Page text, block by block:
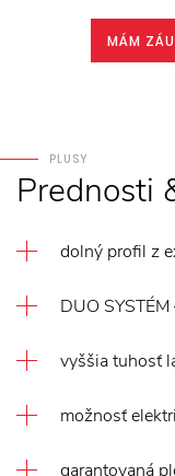
MÁM
PLUSY
Prednosti
dolný profil z
DUO
vyššia tuhosť
možnosť
garantovaná